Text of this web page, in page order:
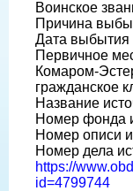
Воинское
Причина
Дата выбытия
Первичное
Комаром-
гражданское
Название
Номер фонда
Номер описи
Номер дела
https://
id=4799744